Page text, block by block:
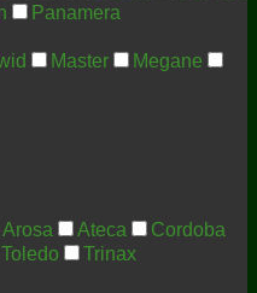
Panamera
Master
Megane
Arosa Ateca
Cordoba
Toledo
Trinax